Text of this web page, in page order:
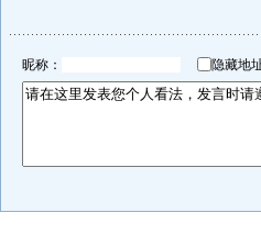
昵称： 隐藏地